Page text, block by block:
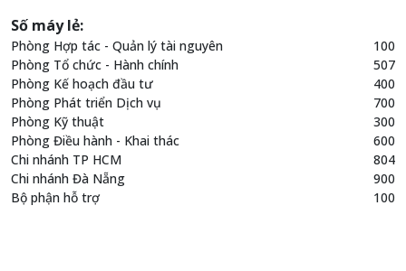
Số máy lẻ:
Phòng Hợp tác - Quản lý tài nguyên
100
Phòng Tổ chức - Hành chính
507
Phòng Kế hoạch đầu tư
400
Phòng Phát triển Dịch vụ
700
Phòng Kỹ thuật
300
Phòng Điều hành - Khai thác
600
Chi nhánh TP HCM
804
Chi nhánh Đà Nẵng
900
Bộ phận hỗ trợ
100